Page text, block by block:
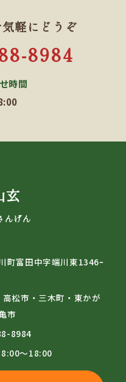
軽にどうぞ
8984
時間
玄
んげん
町富田中字端川東1346ｰ
高松市・三木町・東かが
市
8984
8:00～18:00